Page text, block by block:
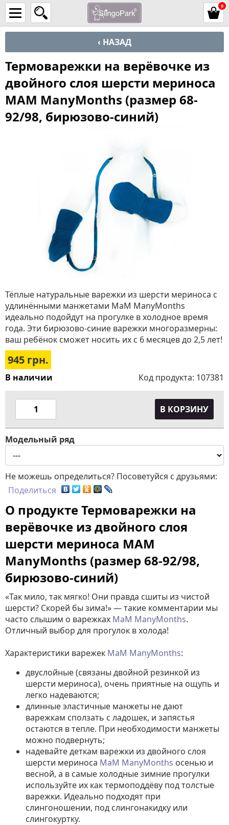
0
‹ НАЗАД
Термоварежки на верёвочке из
двойного слоя шерсти мериноса
MAM ManyMonths (размер 68-
92/98, бирюзово-синий)
Тёплые натуральные варежки из шерсти мериноса с
удлинёнными манжетами МаМ ManyMonths
идеально подойдут на прогулке в холодное время
года. Эти бирюзово-синие варежки многоразмерны:
ваш ребёнок сможет носить их с 6 месяцев до 2,5 лет!
945 грн.
В наличии Код продукта: 107381
В КОРЗИНУ
Модельный ряд
Не можешь определиться? Посоветуйся с друзьями:
Поделиться
О продукте Термоварежки на
верёвочке из двойного слоя
шерсти мериноса MAM
ManyMonths (размер 68-92/98,
бирюзово-синий)
«Так мило, так мягко! Они правда сшиты из чистой
шерсти? Скорей бы зима!» — такие комментарии мы
часто слышим о варежках МаМ ManyMonths.
Отличный выбор для прогулок в холода!
Характеристики варежек МаМ ManyMonths:
двуслойные (связаны двойной резинкой из
шерсти мериноса), очень приятные на ощупь и
легко надеваются;
длинные эластичные манжеты не дают
варежкам сползать с ладошек, и запястья
остаются в тепле. При необходимости манжеты
можно подвернуть;
надевайте деткам варежки из двойного слоя
шерсти мериноса МаМ ManyMonths осенью и
весной, а в самые холодные зимние прогулки
используйте их как термоподдёву под толстые
варежки. Идеально подходят при
слингоношении, под слингонакидку или
слингокуртку.